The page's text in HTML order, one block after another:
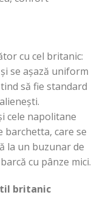
cu cel britanic:
se așază uniform
să fie standard
cele napolitane
barchetta, care se
la un buzunar de
cu pânze mici.
britanic